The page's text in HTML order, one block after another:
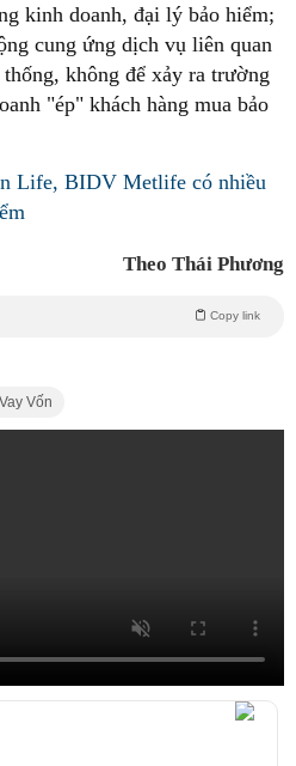
kinh doanh, đại lý bảo hiểm;
cung ứng dịch vụ liên quan
không để xảy ra trường
"ép" khách hàng mua bảo
Life, BIDV Metlife có nhiều
Theo Thái Phương
Copy link
Vốn